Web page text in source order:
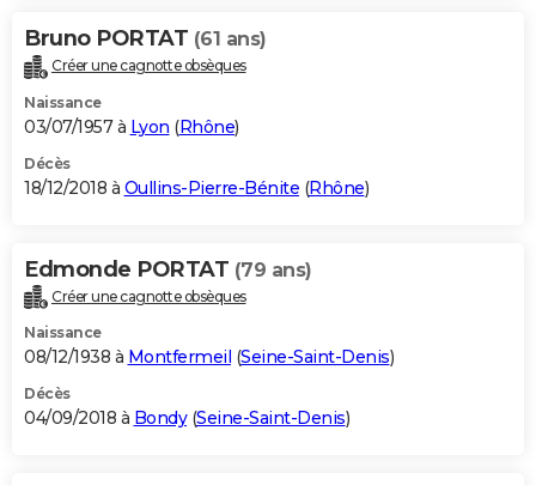
Bruno PORTAT (61 ans)
Créer une cagnotte obsèques
Naissance
03/07/1957 à Lyon (Rhône)
Décès
18/12/2018 à Oullins-Pierre-Bénite (Rhône)
Edmonde PORTAT (79 ans)
Créer une cagnotte obsèques
Naissance
08/12/1938 à Montfermeil (Seine-Saint-Denis)
Décès
04/09/2018 à Bondy(Seine-Saint-Denis)